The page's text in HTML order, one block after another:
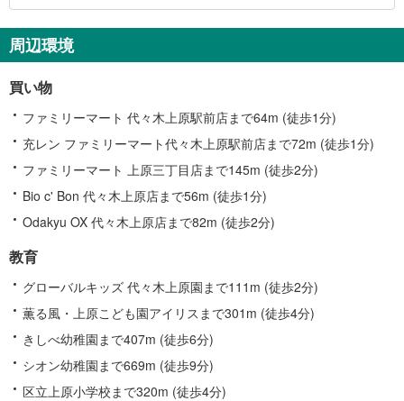
周辺環境
買い物
ファミリーマート 代々木上原駅前店まで64m (徒歩1分)
充レン ファミリーマート代々木上原駅前店まで72m (徒歩1分)
ファミリーマート 上原三丁目店まで145m (徒歩2分)
Bio c' Bon 代々木上原店まで56m (徒歩1分)
Odakyu OX 代々木上原店まで82m (徒歩2分)
教育
グローバルキッズ 代々木上原園まで111m (徒歩2分)
薫る風・上原こども園アイリスまで301m (徒歩4分)
きしべ幼稚園まで407m (徒歩6分)
シオン幼稚園まで669m (徒歩9分)
区立上原小学校まで320m (徒歩4分)